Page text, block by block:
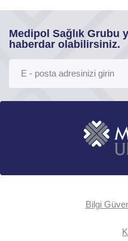
Medipol Sağlık Grubu
haberdar olabilirsiniz.
Bilgi